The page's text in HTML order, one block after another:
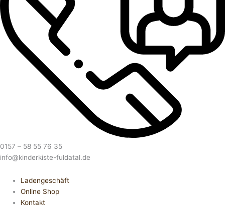
0157 – 58 55 76 35
info@kinderkiste-fuldatal.de
Ladengeschäft
Online Shop
Kontakt